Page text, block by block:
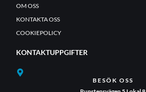
OM OSS
KONTAKTA OSS
COOKIEPOLICY
KONTAKTUPPGIFTER
BESÖK OSS